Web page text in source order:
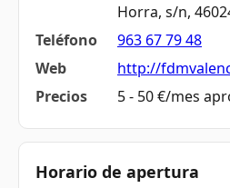
Horra, s/n,
Teléfono
963 67 79 48
Web
http://
Precios
5 - 50 €/mes
Horario de apertura